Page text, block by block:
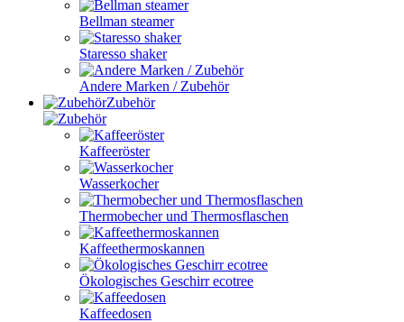
Bellman steamer
Staresso shaker
Andere Marken / Zubehör
Zubehör
Kaffeeröster
Wasserkocher
Thermobecher und Thermosflaschen
Kaffeethermoskannen
Ökologisches Geschirr ecotree
Kaffeedosen